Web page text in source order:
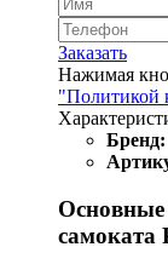
Заказать
Нажимая
"Политикой
Бренд:
Основные
самоката